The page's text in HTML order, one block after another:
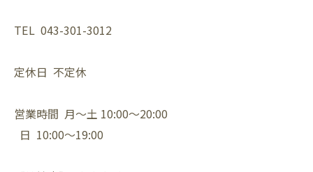
TEL 043-301-3012
定休日 不定休
営業時間 月〜土 10:00〜20:00
日 10:00〜19:00